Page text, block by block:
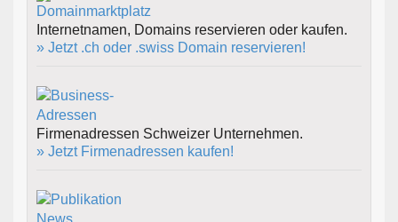
Internetnamen, Domains reservieren oder kaufen.
» Jetzt .ch oder .swiss Domain reservieren!
Firmenadressen Schweizer Unternehmen.
» Jetzt Firmenadressen kaufen!